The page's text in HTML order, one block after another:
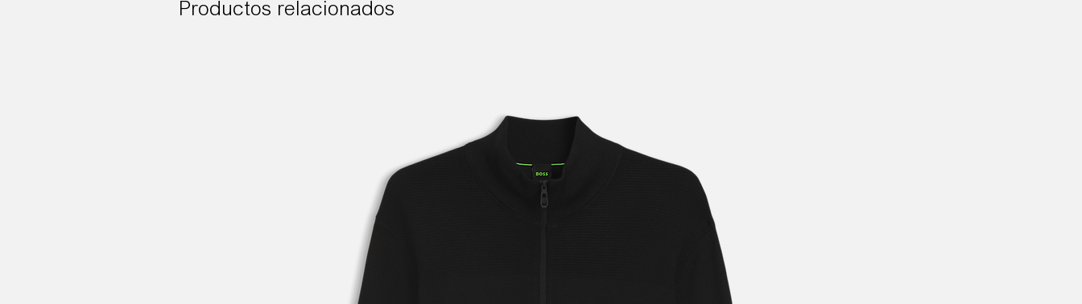
Productos relacionados